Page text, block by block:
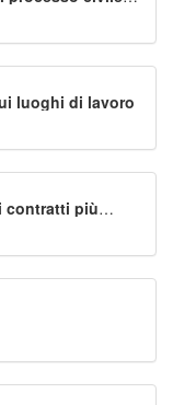
luoghi di lavoro
contratti più